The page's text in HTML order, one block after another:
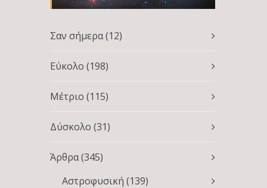
Σαν σήμερα(12)
Εύκολο (198)
Μέτριο (115)
Δύσκολο (31)
Άρθρα(345)
Αστροφυσική (139)